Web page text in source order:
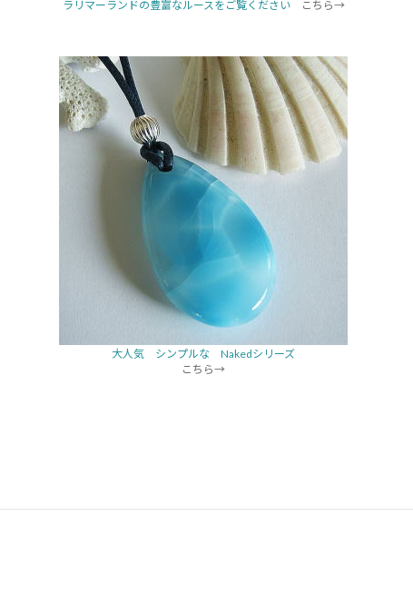
ラリマーランドの豊富なルースをご覧くださいこちら→
大人気 シンプルな Nakedシリーズ
こちら→